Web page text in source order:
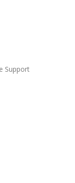
Support